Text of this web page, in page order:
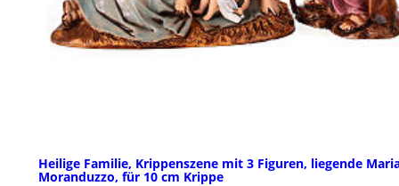
Heilige Familie, Krippenszene mit 3 Figuren, liegende
Moranduzzo, für 10 cm Krippe